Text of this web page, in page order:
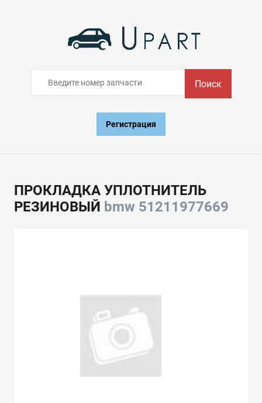
Поиск
Регистрация
ПРОКЛАДКА УПЛОТНИТЕЛЬ
РЕЗИНОВЫЙ bmw 51211977669